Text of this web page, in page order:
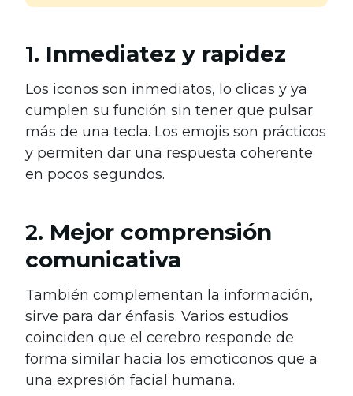
1. Inmediatez y rapidez
Los iconos son inmediatos, lo clicas y ya
cumplen su función sin tener que pulsar
más de una tecla. Los emojis son prácticos
y permiten dar una respuesta coherente
en pocos segundos.
2. Mejor comprensión
comunicativa
También complementan la información,
sirve para dar énfasis. Varios estudios
coinciden que el cerebro responde de
forma similar hacia los emoticonos que a
una expresión facial humana.